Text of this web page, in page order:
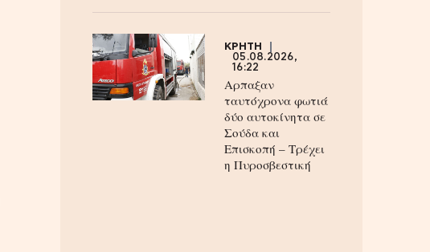
ΚΡΗΤΗ
05.08.2026,
16:22
Αρπαξαν
ταυτόχρονα φωτιά
δύο αυτοκίνητα σε
Σούδα και
Επισκοπή – Τρέχει
η Πυροσβεστική